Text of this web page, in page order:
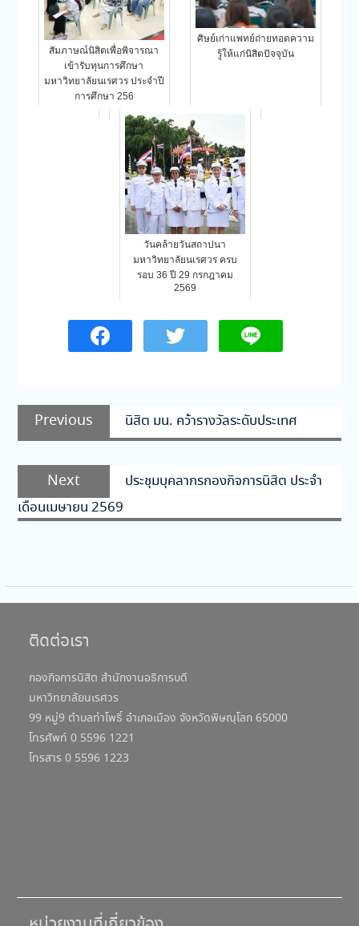
สัมภาษณ์นิสิตเพื่อพิจารณา
เข้ารับทุนการศึกษา
มหาวิทยาลัยนเรศวร ประจำปี
การศึกษา 256
ศิษย์เก่าแพทย์ถ่ายทอดความ
รู้ให้แก่นิสิตปัจจุบัน
วันคล้ายวันสถาปนา
มหาวิทยาลัยนเรศวร ครบ
รอบ 36 ปี 29 กรกฎาคม
2569
แนะแนว
เรื่อง
Previous
Previous
post:
นิสิต มน. คว้ารางวัลระดับประเทศ
Next
Next
post:
ประชุมบุคลากรกองกิจการนิสิต ประจำ
เดือนเมษายน 2569
ติดต่อเรา
กองกิจการนิสิต สำนักงานอธิการบดี
มหาวิทยาลัยนเรศวร
99 หมู่9 ตำบลท่าโพธิ์ อำเภอเมือง จังหวัดพิษณุโลก 65000
โทรศัพท์ 0 5596 1221
โทรสาร 0 5596 1223